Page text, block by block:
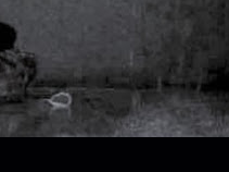
Της
2026